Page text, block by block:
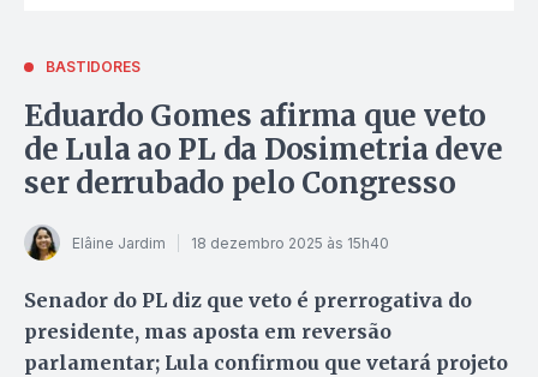
BASTIDORES
Eduardo Gomes afirma que veto
de Lula ao PL da Dosimetria deve
ser derrubado pelo Congresso
Elâine Jardim 18 dezembro 2025 às 15h40
Senador do PL diz que veto é prerrogativa do
presidente, mas aposta em reversão
parlamentar; Lula confirmou que vetará projeto